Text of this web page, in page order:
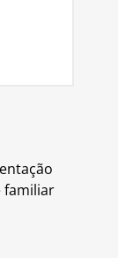
familiar